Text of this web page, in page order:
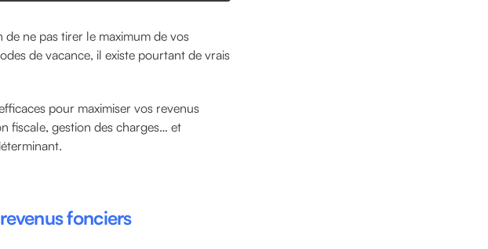
de ne pas tirer le maximum de vos
de vacance, il existe pourtant de vrais
pour maximiser vos revenus
fiscale, gestion des charges… et
fonciers